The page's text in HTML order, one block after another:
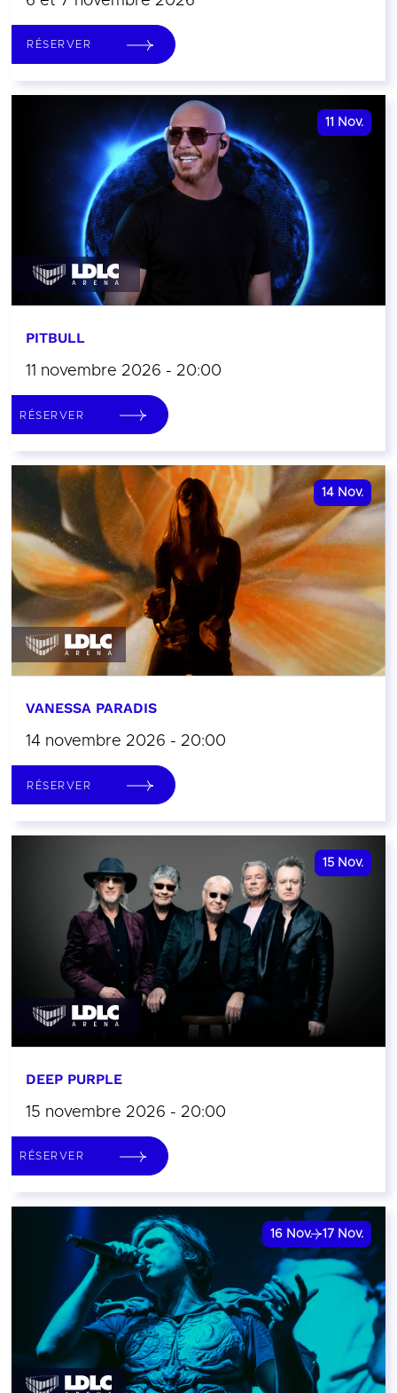
RÉSERVER
11 Nov.
PITBULL
11 novembre 2026 - 20:00
RÉSERVER
14 Nov.
VANESSA PARADIS
14 novembre 2026 - 20:00
RÉSERVER
15 Nov.
DEEP PURPLE
15 novembre 2026 - 20:00
RÉSERVER
16 Nov. 17 Nov.